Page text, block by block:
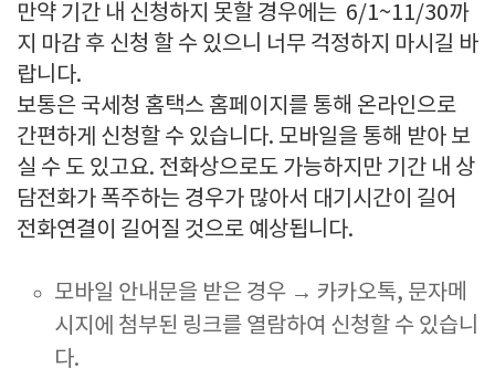
만약 기간 내 신청하지 못할 경우에는 6/1~11/30까
지 마감 후 신청 할 수 있으니 너무 걱정하지 마시길 바
랍니다.
보통은 국세청 홈택스 홈페이지를 통해 온라인으로
간편하게 신청할 수 있습니다. 모바일을 통해 받아 보
실 수 도 있고요. 전화상으로도 가능하지만 기간 내 상
담전화가 폭주하는 경우가 많아서 대기시간이 길어
전화연결이 길어질 것으로 예상됩니다.
모바일 안내문을 받은 경우 → 카카오톡, 문자메
시지에 첨부된 링크를 열람하여 신청할 수 있습니
다.